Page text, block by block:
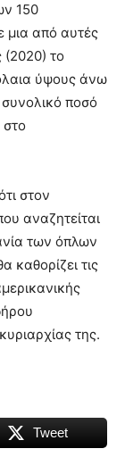
150
μια από αυτές
(2020) το
ύψους άνω
ποσό
στον
αναζητείται
των όπλων
καθορίζει τις
της.
Tweet